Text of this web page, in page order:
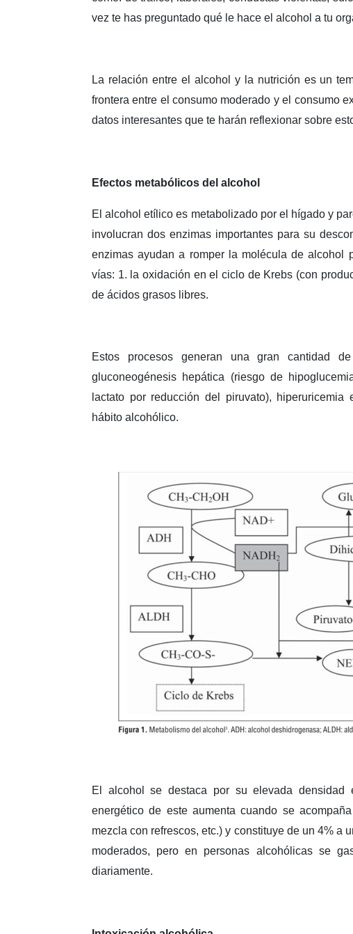
vez te has preguntado qué le hace el alcohol a tu
La relación entre el alcohol y la nutrición es un
frontera entre el consumo moderado y el consumo
datos interesantes que te harán reflexionar sobre
Efectos metabólicos del alcohol
El alcohol etílico es metabolizado por el hígado y
involucran dos enzimas importantes para su
enzimas ayudan a romper la molécula de alcohol
vías: 1. la oxidación en el ciclo de Krebs (con
de ácidos grasos libres.
Estos procesos generan una gran cantidad
gluconeogénesis hepática (riesgo de
lactato por reducción del piruvato),
hábito alcohólico.
El alcohol se destaca por su elevada
energético de este aumenta cuando se
mezcla con refrescos, etc.) y constituye de un 4% a
moderados, pero en personas alcohólicas se
diariamente.